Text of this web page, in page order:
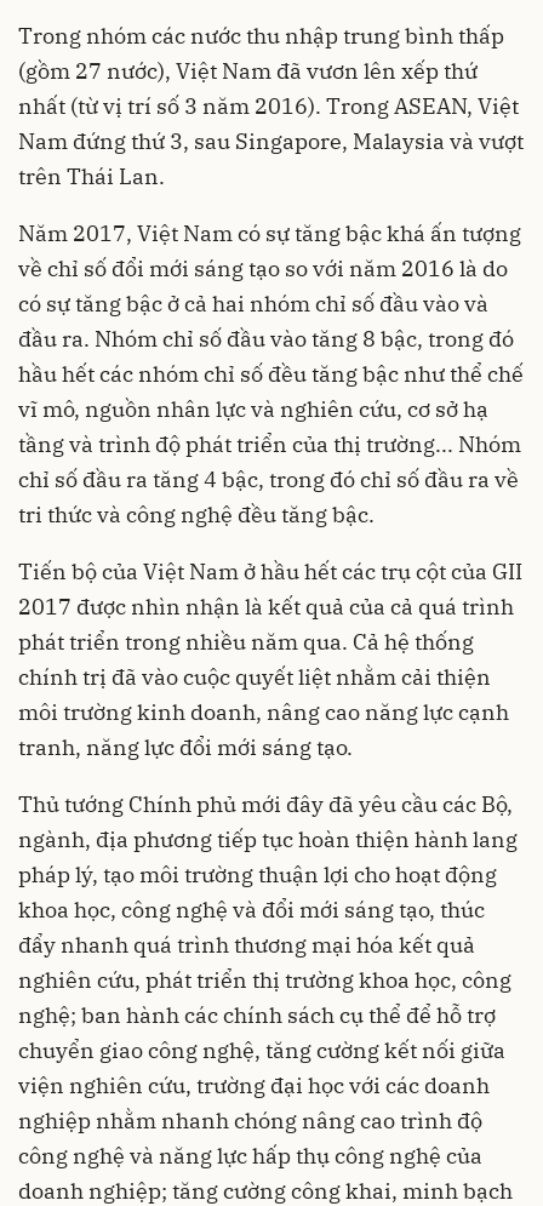
Trong nhóm các nước thu nhập trung bình thấp
(gồm 27 nước), Việt Nam đã vươn lên xếp thứ
nhất (từ vị trí số 3 năm 2016). Trong ASEAN, Việt
Nam đứng thứ 3, sau Singapore, Malaysia và vượt
trên Thái Lan.
Năm 2017, Việt Nam có sự tăng bậc khá ấn tượng
về chỉ số đổi mới sáng tạo so với năm 2016 là do
có sự tăng bậc ở cả hai nhóm chỉ số đầu vào và
đầu ra. Nhóm chỉ số đầu vào tăng 8 bậc, trong đó
hầu hết các nhóm chỉ số đều tăng bậc như thể chế
vĩ mô, nguồn nhân lực và nghiên cứu, cơ sở hạ
tầng và trình độ phát triển của thị trường... Nhóm
chỉ số đầu ra tăng 4 bậc, trong đó chỉ số đầu ra về
tri thức và công nghệ đều tăng bậc.
Tiến bộ của Việt Nam ở hầu hết các trụ cột của GII
2017 được nhìn nhận là kết quả của cả quá trình
phát triển trong nhiều năm qua. Cả hệ thống
chính trị đã vào cuộc quyết liệt nhằm cải thiện
môi trường kinh doanh, nâng cao năng lực cạnh
tranh, năng lực đổi mới sáng tạo.
Thủ tướng Chính phủ mới đây đã yêu cầu các Bộ,
ngành, địa phương tiếp tục hoàn thiện hành lang
pháp lý, tạo môi trường thuận lợi cho hoạt động
khoa học, công nghệ và đổi mới sáng tạo, thúc
đẩy nhanh quá trình thương mại hóa kết quả
nghiên cứu, phát triển thị trường khoa học, công
nghệ; ban hành các chính sách cụ thể để hỗ trợ
chuyển giao công nghệ, tăng cường kết nối giữa
viện nghiên cứu, trường đại học với các doanh
nghiệp nhằm nhanh chóng nâng cao trình độ
công nghệ và năng lực hấp thụ công nghệ của
doanh nghiệp; tăng cường công khai, minh bạch